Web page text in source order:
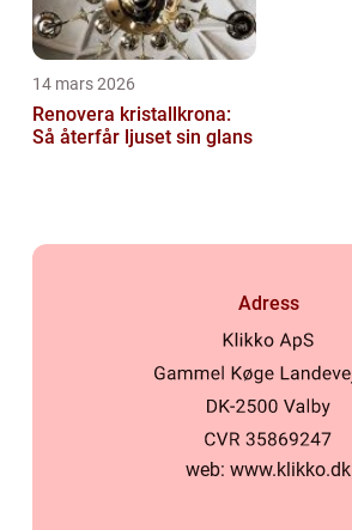
14 mars 2026
Renovera kristallkrona:
Så återfår ljuset sin glans
Adress
web: www.klikko.dk